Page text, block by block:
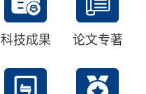
科技成果 论文专著